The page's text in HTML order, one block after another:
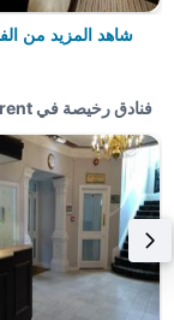
شاهد المزيد من
فنادق رخيصة في Stoke-on-Trent